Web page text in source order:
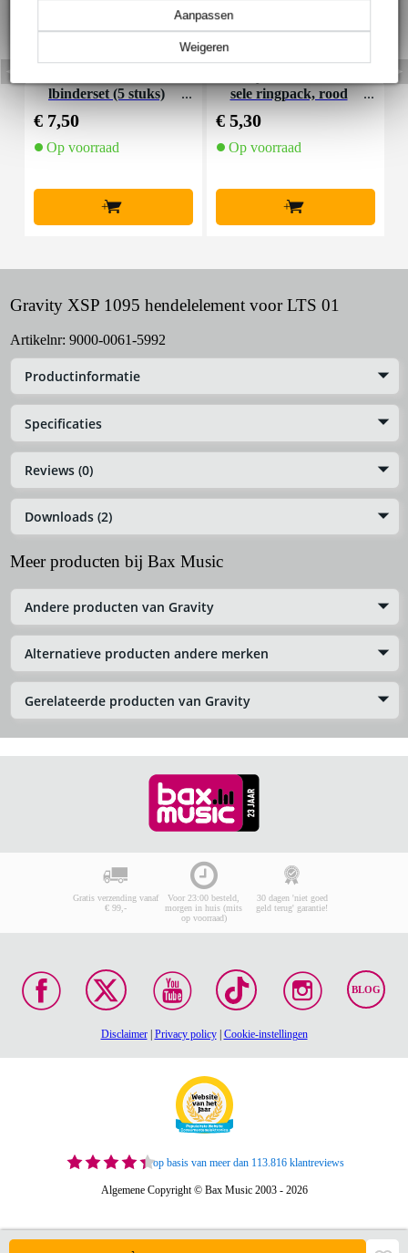
Weigeren
Aanpassen
lbinderset (5 stuks)
€ 7,50
Op voorraad
+
sele ringpack, rood
€ 5,30
Op voorraad
+
Gravity XSP 1095 hendelelement voor LTS 01
Artikelnr: 9000-0061-5992
Productinformatie
Specificaties
Reviews (0)
Downloads (2)
Meer producten bij Bax Music
Andere producten van Gravity
Alternatieve producten andere merken
Gerelateerde producten van Gravity
Gratis verzending vanaf
€ 99,-
Voor 23:00 besteld,
morgen in huis (mits
op voorraad)
30 dagen 'niet goed
geld terug' garantie!
BLOG
Disclaimer| Privacy policy| Cookie-instellingen
op basis van meer dan 113.816 klantreviews
Algemene Copyright © Bax Music 2003 - 2026